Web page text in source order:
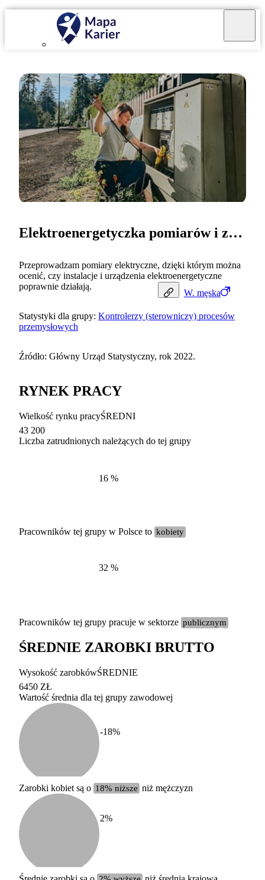
W. męska
Elektroenergetyczka pomiarów i zabezpieczeń
Przeprowadzam pomiary elektryczne, dzięki którym można
ocenić, czy instalacje i urządzenia elektroenergetyczne
poprawnie działają.
Statystyki dla grupy: Kontrolerzy (sterowniczy) procesów
przemysłowych
Źródło: Główny Urząd Statystyczny, rok 2022.
RYNEK PRACY
Etykieta
duży
100-200 tysięcy
Wielkość rynku pracyŚREDNI
43 200
Liczba zatrudnionych należących do tej grupy
16 %
Pracowników tej grupy w Polsce to kobiety
32 %
Pracowników tej grupy pracuje w sektorze publicznym
ŚREDNIE ZAROBKI BRUTTO
średnie
Wysokość zarobkówŚREDNIE
6450 ZŁ
Wartość średnia dla tej grupy zawodowej
-18%
Zarobki kobiet są o 18% niższe niż mężczyzn
2%